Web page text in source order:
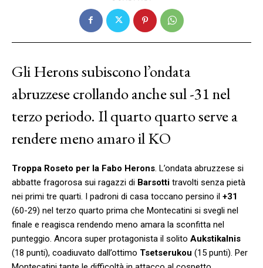
Gli Herons subiscono l’ondata
abruzzese crollando anche sul -31 nel
terzo periodo. Il quarto quarto serve a
rendere meno amaro il KO
Troppa Roseto per la Fabo Herons. L’ondata abruzzese si
abbatte fragorosa sui ragazzi di Barsotti travolti senza pietà
nei primi tre quarti. I padroni di casa toccano persino il +31
(60-29) nel terzo quarto prima che Montecatini si svegli nel
finale e reagisca rendendo meno amara la sconfitta nel
punteggio. Ancora super protagonista il solito Aukstikalnis
(18 punti), coadiuvato dall’ottimo Tsetserukou (15 punti). Per